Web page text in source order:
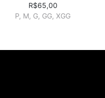
R$65,00
P, M, G, GG, XGG